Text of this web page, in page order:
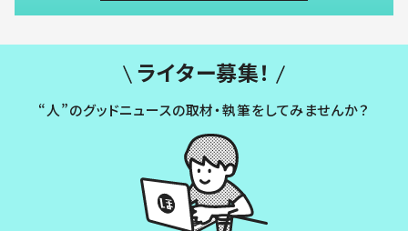
ライター募集！
“人”のグッドニュースの取材・執筆をしてみませんか？